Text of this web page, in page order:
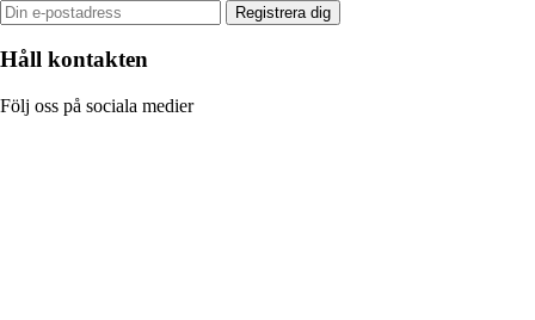
Registrera dig
Håll kontakten
Följ oss på sociala medier